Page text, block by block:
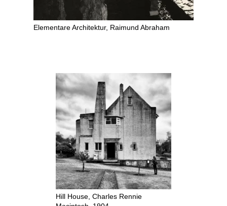
Elementare Architektur, Raimund Abraham
Hill House, Charles Rennie